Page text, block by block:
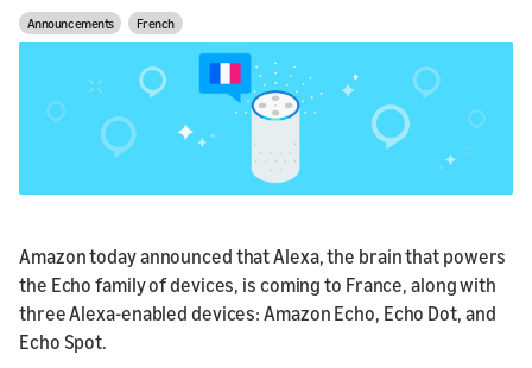
Announcements French
Amazon today announced that Alexa, the brain that powers
the Echo family of devices, is coming to France, along with
three Alexa-enabled devices: Amazon Echo, Echo Dot, and
Echo Spot.